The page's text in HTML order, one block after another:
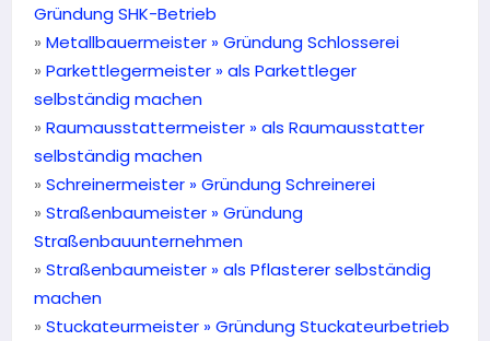
Gründung SHK-Betrieb
» Metallbauermeister » Gründung Schlosserei
» Parkettlegermeister » als Parkettleger
selbständig machen
» Raumausstattermeister » als Raumausstatter
selbständig machen
» Schreinermeister » Gründung Schreinerei
» Straßenbaumeister » Gründung
Straßenbauunternehmen
» Straßenbaumeister » als Pflasterer selbständig
machen
» Stuckateurmeister » Gründung Stuckateurbetrieb